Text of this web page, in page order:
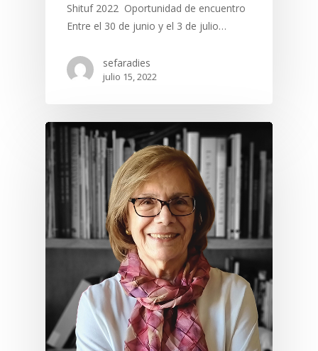
Shituf 2022 Oportunidad de encuentro
Entre el 30 de junio y el 3 de julio…
sefaradies
julio 15, 2022